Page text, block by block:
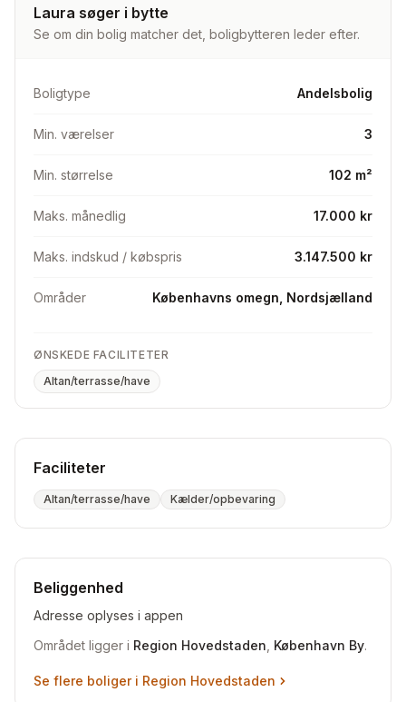
Laura søger i bytte
Se om din bolig matcher det, boligbytteren leder efter.
Boligtype Andelsbolig
Min. værelser 3
Min. størrelse 102 m²
Maks. månedlig 17.000 kr
Maks. indskud / købspris 3.147.500 kr
Områder Københavns omegn, Nordsjælland
ØNSKEDE FACILITETER
Altan/terrasse/have
Faciliteter
Altan/terrasse/have Kælder/opbevaring
Beliggenhed
Adresse oplyses i appen
Området ligger i Region Hovedstaden København By.
Se flere boliger i Region Hovedstaden